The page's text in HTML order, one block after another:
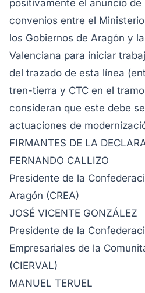
positivamente el anuncio de
convenios entre el
los Gobiernos de Aragón y
Valenciana para iniciar
del trazado de esta línea
tren-tierra y CTC en el
consideran que este debe
actuaciones de
FIRMANTES DE LA
FERNANDO CALLIZO
Presidente de la
Aragón (CREA)
JOSÉ VICENTE GONZÁLEZ
Presidente de la
Empresariales de la
(CIERVAL)
MANUEL TERUEL